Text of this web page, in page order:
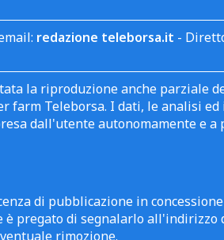
redazione teleborsa.it -
la riproduzione anche parziale
farm Teleborsa. I dati, le analisi ed
dall'utente autonomamente e a
di pubblicazione in
pregato di segnalarlo all'indirizzo
rimozione.